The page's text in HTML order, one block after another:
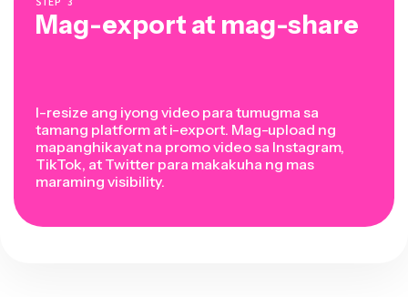
Mag-export at mag-share
I-resize ang iyong video para tumugma sa
tamang platform at i-export. Mag-upload ng
mapanghikayat na promo video sa Instagram,
TikTok, at Twitter para makakuha ng mas
maraming visibility.